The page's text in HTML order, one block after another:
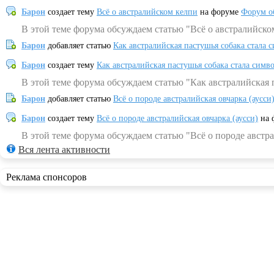
Барон создает тему Всё о австралийском келпи на форуме Форум
В этой теме форума обсуждаем статью "Всё о
Барон добавляет статью Как австралийская пастушья собака
Барон создает тему Как австралийская пастушья собака стала
В этой теме форума обсуждаем статью "Как
Барон добавляет статью Всё о породе австралийская овчарка (аусси)
Барон создает тему Всё о породе австралийская овчарка (аусси) на
В этой теме форума обсуждаем статью "Всё о породе
Вся лента активности
Реклама спонсоров